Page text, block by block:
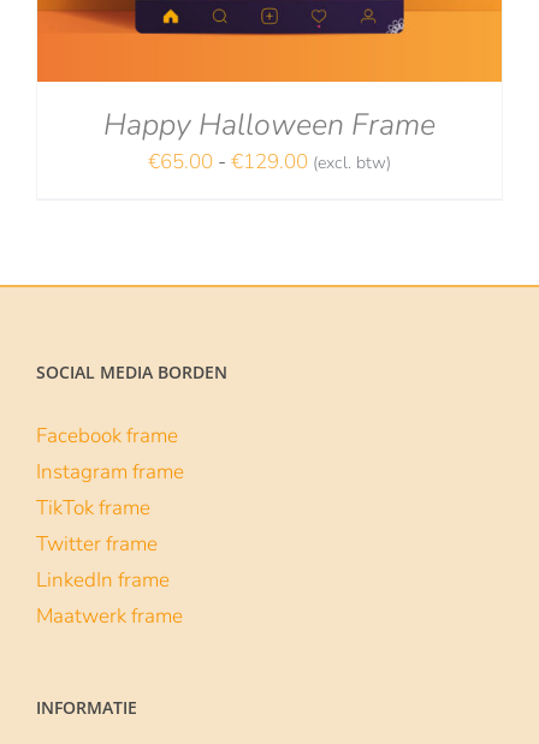
Happy Halloween Frame
€65.00 - €129.00Prijsklasse:
(excl. btw)
SOCIAL MEDIA BORDEN
Facebook frame
Instagram frame
TikTok frame
Twitter frame
LinkedIn frame
Maatwerk frame
INFORMATIE